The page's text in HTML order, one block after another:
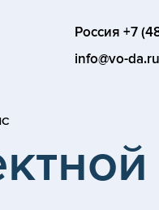
Россия +7
info@vo-da.ru